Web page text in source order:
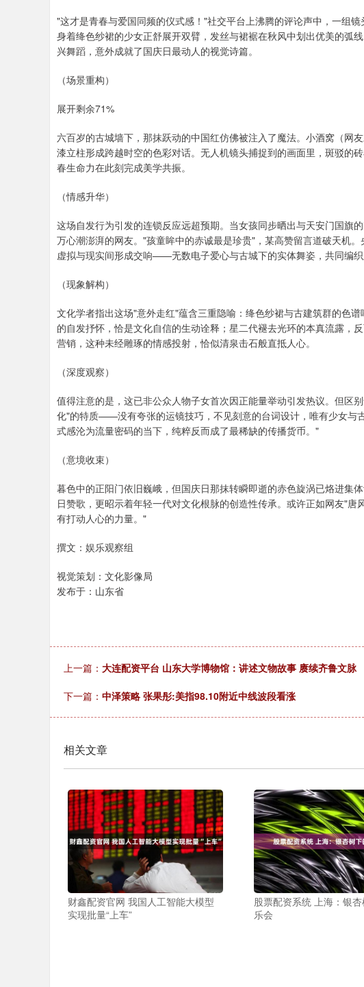
"这才是青春与爱国同频的仪式感！"社交平台上沸腾的评论声中，一组
身着绛色纱裙的少女正舒展开双臂，发丝与裙裾在秋风中划出优美的弧
兴舞蹈，意外成就了国庆日最动人的视觉诗篇。
（场景重构）
展开剩余71%
六百岁的古城墙下，那抹跃动的中国红仿佛被注入了魔法。小酒窝（网
漆立柱形成跨越时空的色彩对话。无人机镜头捕捉到的画面里，斑驳的
春生命力在此刻完成美学共振。
（情感升华）
这场自发行为引发的连锁反应远超预期。当女孩同步晒出与天安门国旗
万心潮澎湃的网友。"孩童眸中的赤诚最是珍贵"，某高赞留言道破天机
虚拟与现实间形成交响——无数电子爱心与古城下的实体舞姿，共同编织
（现象解构）
文化学者指出这场"意外走红"蕴含三重隐喻：绛色纱裙与古建筑群的色
的自发抒怀，恰是文化自信的生动诠释；星二代褪去光环的本真流露，
营销，这种未经雕琢的情感投射，恰似清泉击石般直抵人心。
（深度观察）
值得注意的是，这已非公众人物子女首次因正能量举动引发热议。但区
化"的特质——没有夸张的运镜技巧，不见刻意的台词设计，唯有少女与
式感沦为流量密码的当下，纯粹反而成了最稀缺的传播货币。"
（意境收束）
暮色中的正阳门依旧巍峨，但国庆日那抹转瞬即逝的赤色旋涡已烙进集
日赞歌，更昭示着年轻一代对文化根脉的创造性传承。或许正如网友"
有打动人心的力量。"
撰文：娱乐观察组
视觉策划：文化影像局
发布于：山东省
上一篇： 大连配资平台 山东大学博物馆：讲述文物故事 赓续齐鲁文脉
下一篇： 中泽策略 张果彤:美指98.10附近中线波段看涨
相关文章
财鑫配资官网 我国人工智能大模型
实现批量“上车”
股票配资系统 上海：银
乐会